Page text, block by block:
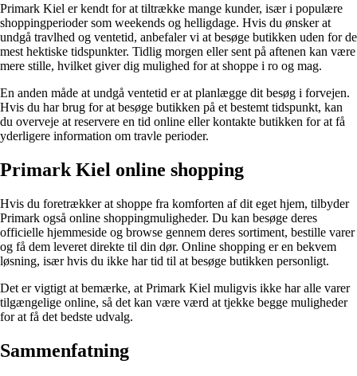
Primark Kiel er kendt for at tiltrække mange kunder, især i populære
shoppingperioder som weekends og helligdage. Hvis du ønsker at
undgå travlhed og ventetid, anbefaler vi at besøge butikken uden for de
mest hektiske tidspunkter. Tidlig morgen eller sent på aftenen kan være
mere stille, hvilket giver dig mulighed for at shoppe i ro og mag.
En anden måde at undgå ventetid er at planlægge dit besøg i forvejen.
Hvis du har brug for at besøge butikken på et bestemt tidspunkt, kan
du overveje at reservere en tid online eller kontakte butikken for at få
yderligere information om travle perioder.
Primark Kiel online shopping
Hvis du foretrækker at shoppe fra komforten af dit eget hjem, tilbyder
Primark også online shoppingmuligheder. Du kan besøge deres
officielle hjemmeside og browse gennem deres sortiment, bestille varer
og få dem leveret direkte til din dør. Online shopping er en bekvem
løsning, især hvis du ikke har tid til at besøge butikken personligt.
Det er vigtigt at bemærke, at Primark Kiel muligvis ikke har alle varer
tilgængelige online, så det kan være værd at tjekke begge muligheder
for at få det bedste udvalg.
Sammenfatning